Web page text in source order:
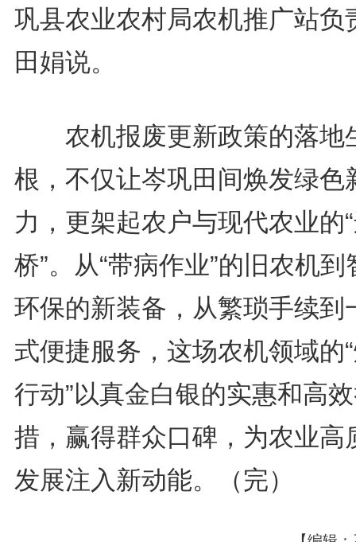
巩县农业农村局农机推广站负
田娟说。
农机报废更新政策的落地
根，不仅让岑巩田间焕发绿色
力，更架起农户与现代农业的
桥”。从“带病作业”的旧农机到
环保的新装备，从繁琐手续到
式便捷服务，这场农机领域的
行动”以真金白银的实惠和高
措，赢得群众口碑，为农业高
发展注入新动能。（完）